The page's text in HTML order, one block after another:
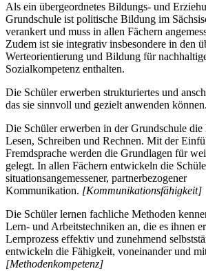
Als ein übergeordnetes Bildungs- und
Grundschule ist politische Bildung im
verankert und muss in allen Fächern
Zudem ist sie integrativ insbesondere in den
Werteorientierung und Bildung für
Sozialkompetenz enthalten.
Die Schüler erwerben strukturiertes und
das sie sinnvoll und gezielt anwenden können.
Die Schüler erwerben in der Grundschule
Lesen, Schreiben und Rechnen. Mit der
Fremdsprache werden die Grundlagen für
gelegt. In allen Fächern entwickeln die
situationsangemessener, partnerbezogener
Kommunikation. [Kommunikationsfähigkeit]
Die Schüler lernen fachliche Methoden
Lern- und Arbeitstechniken an, die es ihnen
Lernprozess effektiv und zunehmend
entwickeln die Fähigkeit, voneinander und
[Methodenkompetenz]